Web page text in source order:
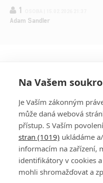
1
Adam Sandler
DISKUZE
Na Vašem
Je Vaším zákonným
může daná webová
přístup. S Vaším
stran (1019) ukládáme
informacím na zařízení,
identifikátory v cookies
mohli shromažďovat a